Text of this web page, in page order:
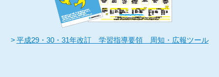
平成29・30・31年改訂 学習指導要領 周知・広報ツール